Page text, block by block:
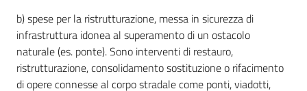
b) spese per la ristrutturazione, messa in sicurezza di
infrastruttura idonea al superamento di un ostacolo
naturale (es. ponte). Sono interventi di restauro,
ristrutturazione, consolidamento sostituzione o rifacimento
di opere connesse al corpo stradale come ponti, viadotti,